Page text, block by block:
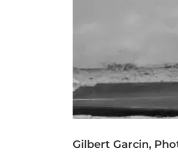
Gilbert Garcin,